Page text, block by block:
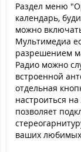
Раздел меню
календарь,
можно
Мультимедиа
разрешением
Радио можно
встроенной
отдельная
настроиться
позволяет
ваших любимых